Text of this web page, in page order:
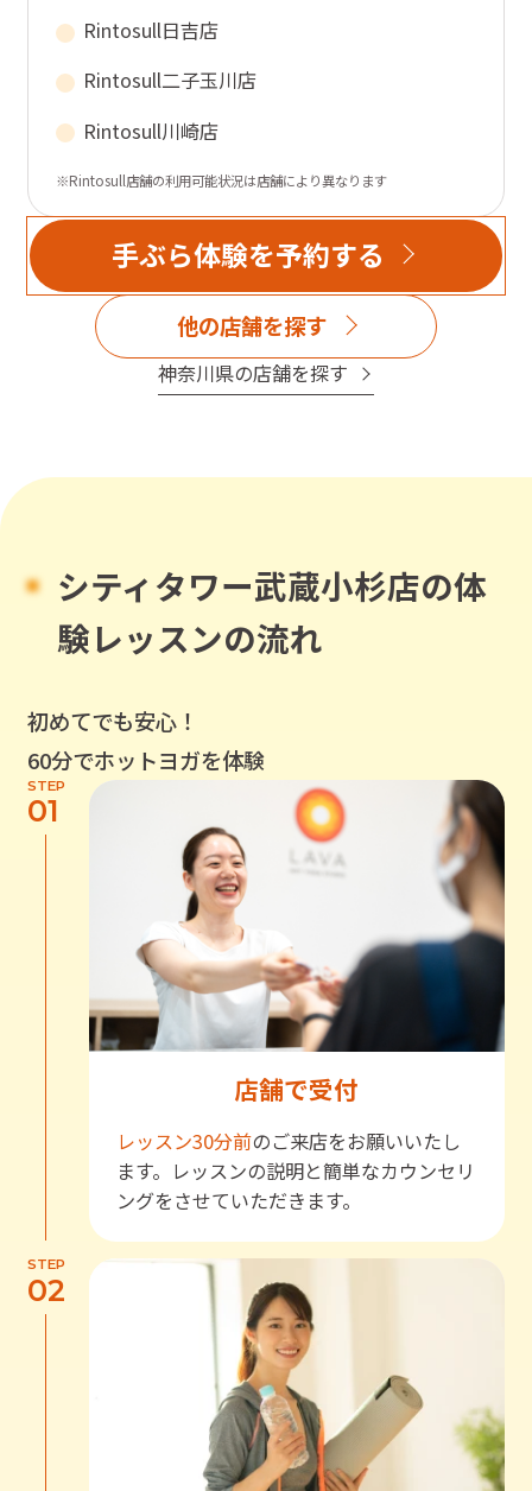
Rintosull日吉店
Rintosull二子玉川店
Rintosull川崎店
※Rintosull店舗の利用可能状況は店舗により異なります
手ぶら体験を予約する
他の店舗を探す
神奈川県の店舗を探す
シティタワー武蔵小杉店の体
験レッスンの流れ
初めてでも安心！
60分でホットヨガを体験
STEP
01
店舗で受付
レッスン30分前のご来店をお願いいたし
ます。レッスンの説明と簡単なカウンセリ
ングをさせていただきます。
STEP
02